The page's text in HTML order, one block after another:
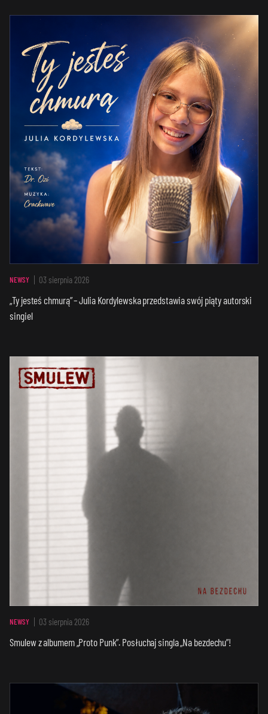
NEWSY 03 sierpnia 2026
„Ty jesteś chmurą” – Julia Kordylewska przedstawia swój piąty autorski
singiel
NEWSY 03 sierpnia 2026
Smulew z albumem „Proto Punk”. Posłuchaj singla „Na bezdechu”!